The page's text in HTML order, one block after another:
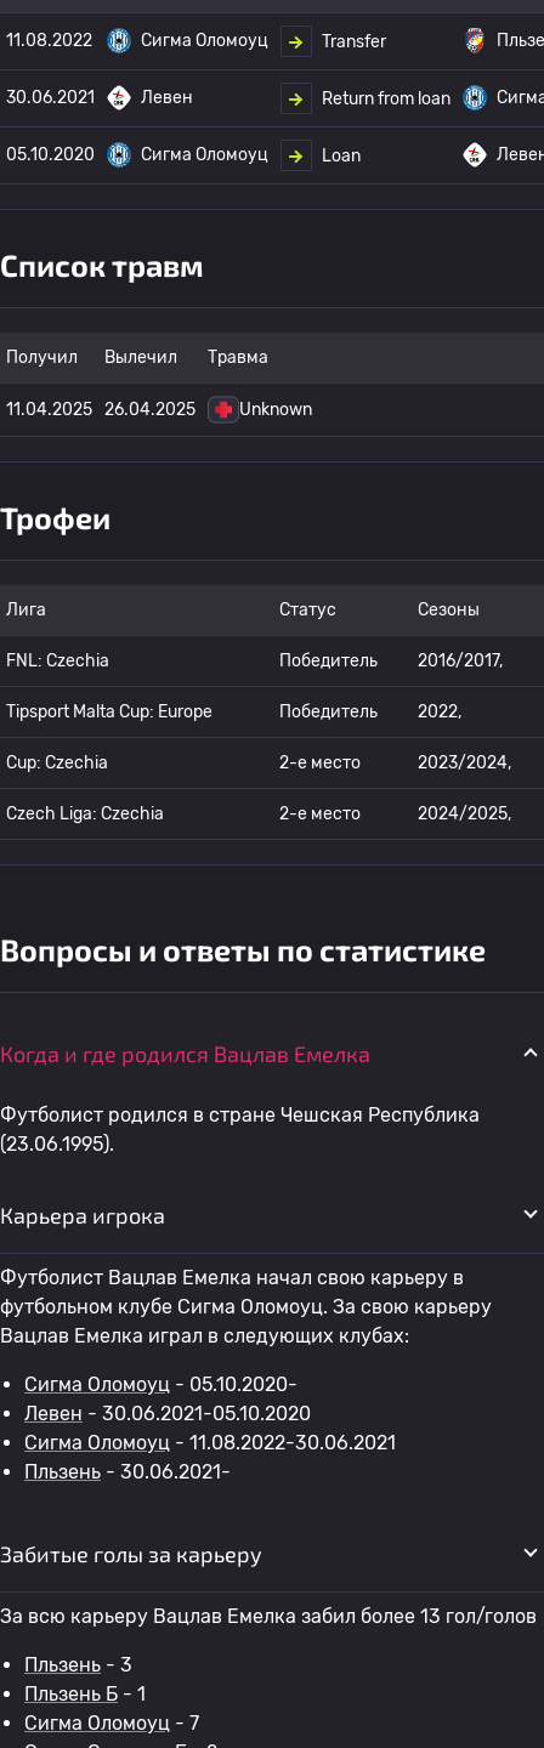
11.08.2022 Сигма Оломоуц Transfer
30.06.2021 Левен Return from loan
05.10.2020 Сигма Оломоуц Loan
Список травм
Получил Вылечил Травма
11.04.2025 26.04.2025 Unknown
Трофеи
Лига Статус Сезоны
FNL: Czechia Победитель 2016/2017,
Tipsport Malta Cup: Europe Победитель 2022,
Cup: Czechia 2-е место 2023/2024,
Czech Liga: Czechia 2-е место 2024/2025,
Вопросы и ответы по статистике
Когда и где родился Вацлав Емелка
Футболист родился в стране Чешская Республика
(23.06.1995).
Карьера игрока
Футболист Вацлав Емелка начал свою карьеру в
футбольном клубе Сигма Оломоуц. За свою карьеру
Вацлав Емелка играл в следующих клубах:
Сигма Оломоуц - 05.10.2020-
Левен - 30.06.2021-05.10.2020
Сигма Оломоуц - 11.08.2022-30.06.2021
Пльзень - 30.06.2021-
Забитые голы за карьеру
За всю карьеру Вацлав Емелка забил более 13 гол/голов
Пльзень - 3
Пльзень Б - 1
Сигма Оломоуц - 7